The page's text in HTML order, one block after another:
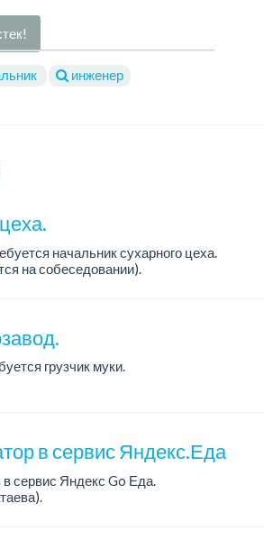
инженер
начальник сухарного цеха.
на собеседовании).
грузчик муки.
в сервис Яндекс.Еда
в сервис Яндекс Go Еда.